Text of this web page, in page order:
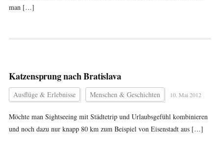
man […]
Katzensprung nach Bratislava
Ausflüge & Erlebnisse Menschen & Geschichten 10. Mai 2012
Möchte man Sightseeing mit Städtetrip und Urlaubsgefühl kombinieren
und noch dazu nur knapp 80 km zum Beispiel von Eisenstadt aus […]